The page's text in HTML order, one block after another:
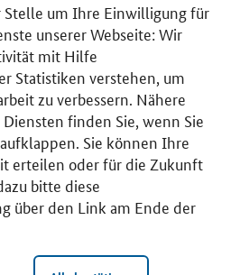
Stelle um Ihre Einwilligung für
unserer Webseite: Wir
mit Hilfe
Statistiken verstehen, um
zu verbessern. Nähere
finden Sie, wenn Sie
Sie können Ihre
erteilen oder für die Zukunft
bitte diese
über den Link am Ende der